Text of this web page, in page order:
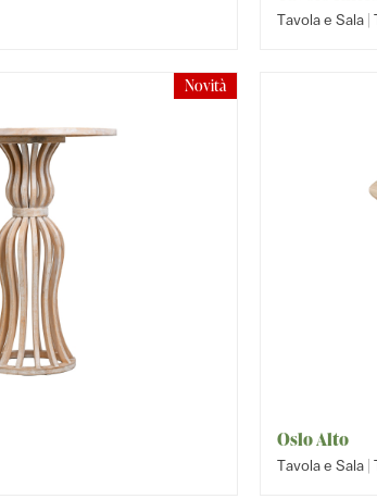
Tavola e Sala |
Novità
Oslo Alto
Tavola e Sala |